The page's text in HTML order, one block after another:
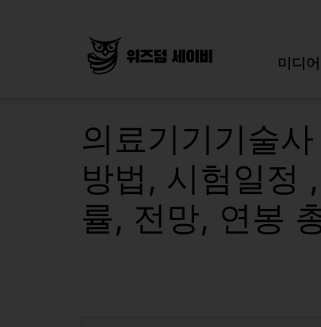
미디
의료기기기술
방법, 시험일정
률, 전망, 연봉